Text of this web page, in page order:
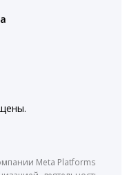
Meta Platforms